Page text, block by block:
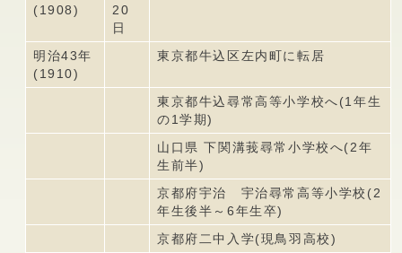
(1908)
20
日
明治43年
(1910)
東京都牛込区左内町に転居
東京都牛込尋常高等小学校へ(1年生
の1学期)
山口県 下関溝莪尋常小学校へ(2年
生前半)
京都府宇治 宇治尋常高等小学校(2
年生後半～6年生卒)
京都府二中入学(現鳥羽高校)